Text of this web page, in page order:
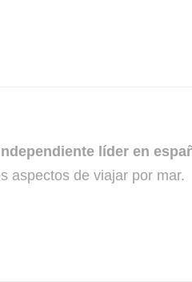
líder en
aspectos de viajar por mar.